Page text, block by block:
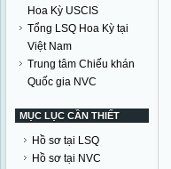
Hoa Kỳ USCIS
Tổng LSQ Hoa Kỳ tại
Việt Nam
Trung tâm Chiếu khán
Quốc gia NVC
MỤC LỤC CẦN THIẾT
Hồ sơ tại LSQ
Hồ sơ tại NVC